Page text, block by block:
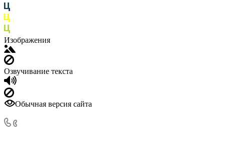
Изображения
Озвучивание текста
Обычная версия сайта